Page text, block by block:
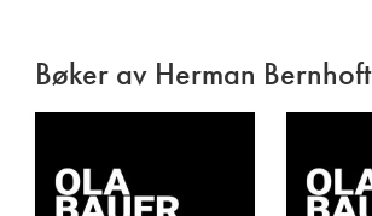
Bøker av Herman Bernhoft